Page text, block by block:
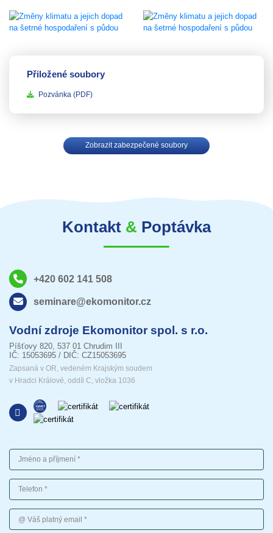
Přiložené soubory
Pozvánka(PDF)
Zobrazit zabezpečené soubory
Kontakt & Poptávka
+420 602 141 508
seminare@ekomonitor.cz
Vodní zdroje Ekomonitor spol. s r.o.
Píšťovy 820, 537 01 Chrudim III
IČ: 15053695 / DIČ: CZ15053695
Zapsaná v OR, vedeném Krajským soudem
v Hradci Králové, oddíl C, vložka 1036
Jméno a příjmení
Telefon
Váš platný email